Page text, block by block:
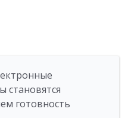
становятся
готовность